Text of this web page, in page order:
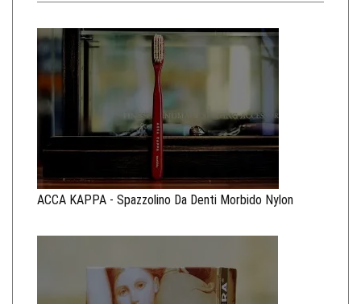
ACCA KAPPA - Spazzolino Da Denti Morbido Nylon